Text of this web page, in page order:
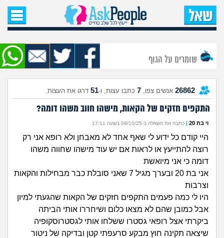
עמוד הבית
שאל שאלה
שאלות חדשות
שאלות שעוררו עניין
עצות חדשות
מה קורה כאן?
מתחם הטיפים
מדורים
זוגיות
חיפוש שאלות
שומרים על הגוף
26862 אנשים צפו, 7 כתבו עצות, ו-51 דרגו את העצות.
התקפים חזקים של הקאות, מישהו חווב משהו דומה?
וי בת 20 | כתבה את השאלה ב-09/10/25 בשעה 17:11
היי קודם כל ידוע לי שאף אחד לא מאבחן ולא רופא אני רק
רוצה להתייעץ או לראות אם יש עוד מישהו שחווה משהו
דומה כי אני מיואשת
אני בת 20 ובערך מגיל 7 שאני סובלת כבר מבחילות והקאות
וצרבות
היו לי כמה פעמים התקפים חזקים של הקאות שהגעתי למיון
אבל כמובן שהם לא מצאו כלום ושיחררו אותי הביתה
ביקרתי אצל רופאי גסטרו ששלחו אותי לגסטרוסקופיה
שיצאה תקינה חוץ מבקע סרעפתי קטן ובדיקה של ניטור